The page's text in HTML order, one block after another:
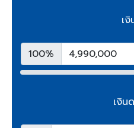
เ
100%
เงิน